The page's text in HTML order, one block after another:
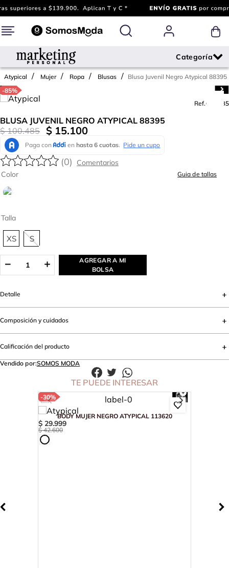
Atypical Mujer Ropa Blusas
Blusa Juvenil Negro Atypical 88395
-85%
Ref.642685
BLUSA JUVENIL NEGRO ATYPICAL 88395
$ 100.485 $ 15.100
(0)
Talla
XS S
Color Guia de tallas
AGREGAR A MI
BOLSA
Detalle
Composición y cuidados
Calificación del producto
Vendido por:SOMOS MODA
TE PUEDE INTERESAR
-30%
BODY MUJER NEGRO ATYPICAL 113620
$ 29.999
$ 42.600